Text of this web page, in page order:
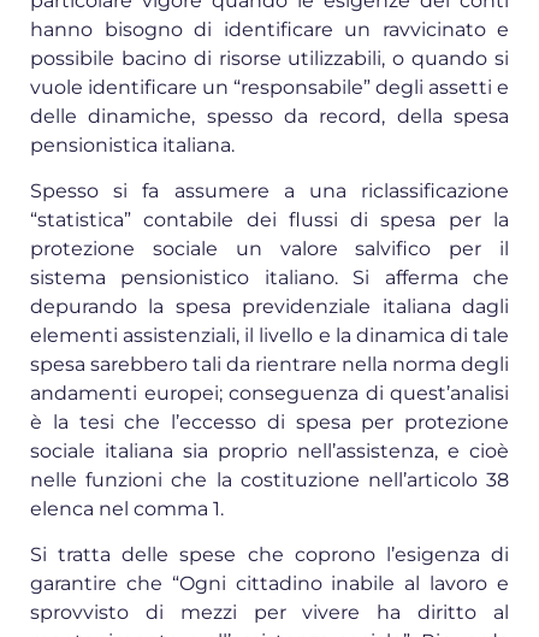
hanno bisogno di identificare un ravvicinato e
possibile bacino di risorse utilizzabili, o quando si
vuole identificare un “responsabile” degli assetti e
delle dinamiche, spesso da record, della spesa
pensionistica italiana.
Spesso si fa assumere a una riclassificazione
“statistica” contabile dei flussi di spesa per la
protezione sociale un valore salvifico per il
sistema pensionistico italiano. Si afferma che
depurando la spesa previdenziale italiana dagli
elementi assistenziali, il livello e la dinamica di tale
spesa sarebbero tali da rientrare nella norma degli
andamenti europei; conseguenza di quest’analisi
è la tesi che l’eccesso di spesa per protezione
sociale italiana sia proprio nell’assistenza, e cioè
nelle funzioni che la costituzione nell’articolo 38
elenca nel comma 1.
Si tratta delle spese che coprono l’esigenza di
garantire che “Ogni cittadino inabile al lavoro e
sprovvisto di mezzi per vivere ha diritto al